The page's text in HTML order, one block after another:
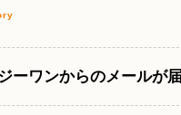
ーワンからのメールが